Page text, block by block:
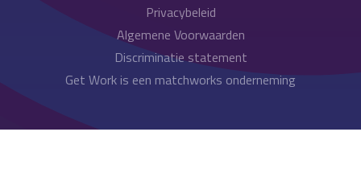
Privacybeleid
Algemene Voorwaarden
Discriminatie statement
Get Work is een matchworks onderneming